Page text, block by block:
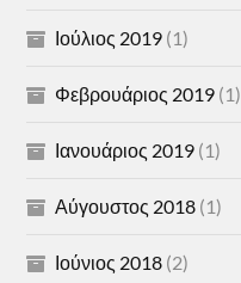
Ιούλιος 2019 (1)
Φεβρουάριος 2019 (1)
Ιανουάριος 2019 (1)
Αύγουστος 2018 (1)
Ιούνιος 2018 (2)